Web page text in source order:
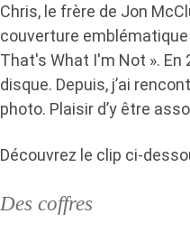
Chris, le frère de Jon
couverture emblématique
That's What I'm Not ». En
disque. Depuis, j’ai
photo. Plaisir d’y être
Découvrez le clip ci-
Des coffres